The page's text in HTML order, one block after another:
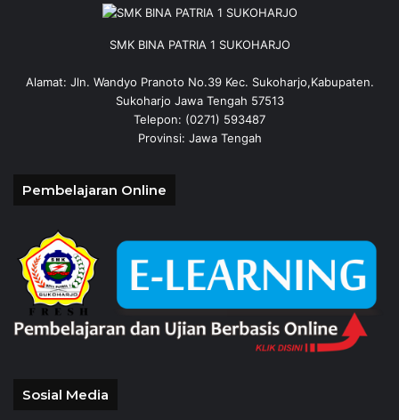
SMK BINA PATRIA 1 SUKOHARJO
Alamat: Jln. Wandyo Pranoto No.39 Kec. Sukoharjo,Kabupaten.
Sukoharjo Jawa Tengah 57513
Telepon: (0271) 593487
Provinsi: Jawa Tengah
Pembelajaran Online
Sosial Media